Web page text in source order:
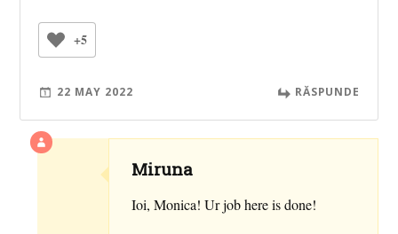
+5
22 MAY 2022 RĂSPUNDE
Miruna
Ioi, Monica! Ur job here is done!